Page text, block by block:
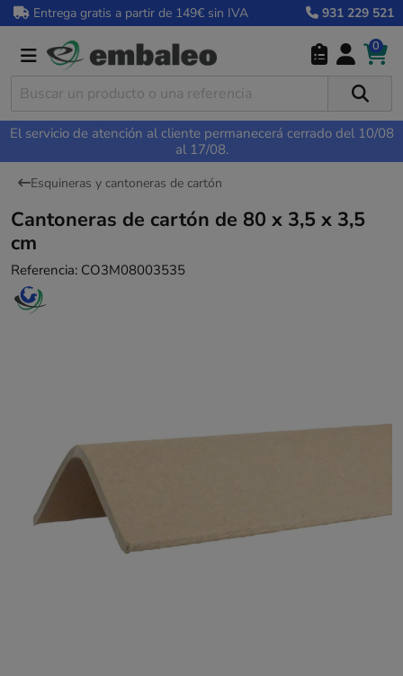
Entrega gratis a partir de 149€ sin IVA 931 229 521
0
El servicio de atención al cliente permanecerá cerrado del 10/08
al 17/08.
Esquineras y cantoneras de cartón
Cantoneras de cartón de 80 x 3,5 x 3,5
cm
Referencia: CO3M08003535